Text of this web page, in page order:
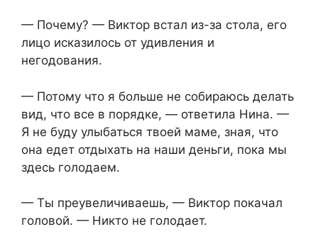
— Почему? — Виктор встал из-за стола, его
лицо исказилось от удивления и
негодования.
— Потому что я больше не собираюсь делать
вид, что все в порядке, — ответила Нина. —
Я не буду улыбаться твоей маме, зная, что
она едет отдыхать на наши деньги, пока мы
здесь голодаем.
— Ты преувеличиваешь, — Виктор покачал
головой. — Никто не голодает.